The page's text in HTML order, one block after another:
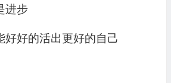
进步
好好的活出更好的自己